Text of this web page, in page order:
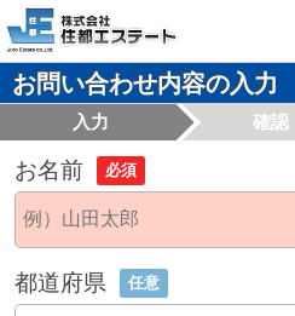
お問い合わせ内容の入力
入力 確認
お名前 必須
都道府県 任意